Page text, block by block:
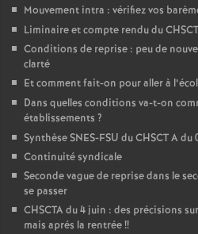
Mouvement intra : vérifiez vos
Liminaire et compte rendu du
Conditions de reprise : peu de
clarté
Et comment fait-on pour aller à
Dans quelles conditions va-t-on
établissements ?
Synthèse SNES-FSU du CHSCT A
Continuité syndicale
Seconde vague de reprise dans le
se passer
CHSCTA du 4 juin : des précisions
mais aprés la rentrée!!